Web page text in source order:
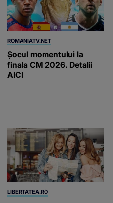
ROMANIATV.NET
Şocul momentului la
finala CM 2026. Detalii
AICI
LIBERTATEA.RO